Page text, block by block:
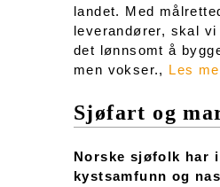
landet. Med
leverandører, skal
det lønnsomt å
men vokser., Les
Sjøfart og
Norske sjøfolk har
kystsamfunn og